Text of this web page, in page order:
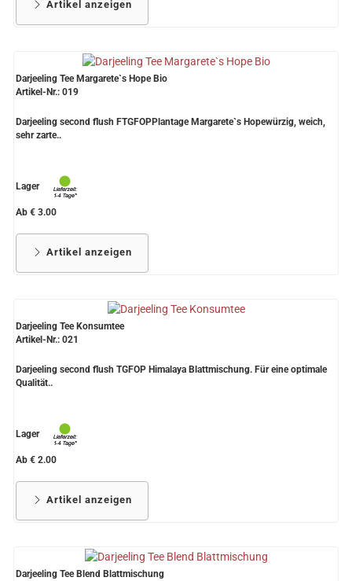
Artikel anzeigen
Darjeeling Tee Margarete`s Hope Bio
Artikel-Nr.: 019
Darjeeling second flush FTGFOPPlantage Margarete`s Hopewürzig, weich,
sehr zarte..
Lager
Ab € 3.00
Artikel anzeigen
Darjeeling Tee Konsumtee
Artikel-Nr.: 021
Darjeeling second flush TGFOP Himalaya Blattmischung. Für eine optimale
Qualität..
Lager
Ab € 2.00
Artikel anzeigen
Darjeeling Tee Blend Blattmischung